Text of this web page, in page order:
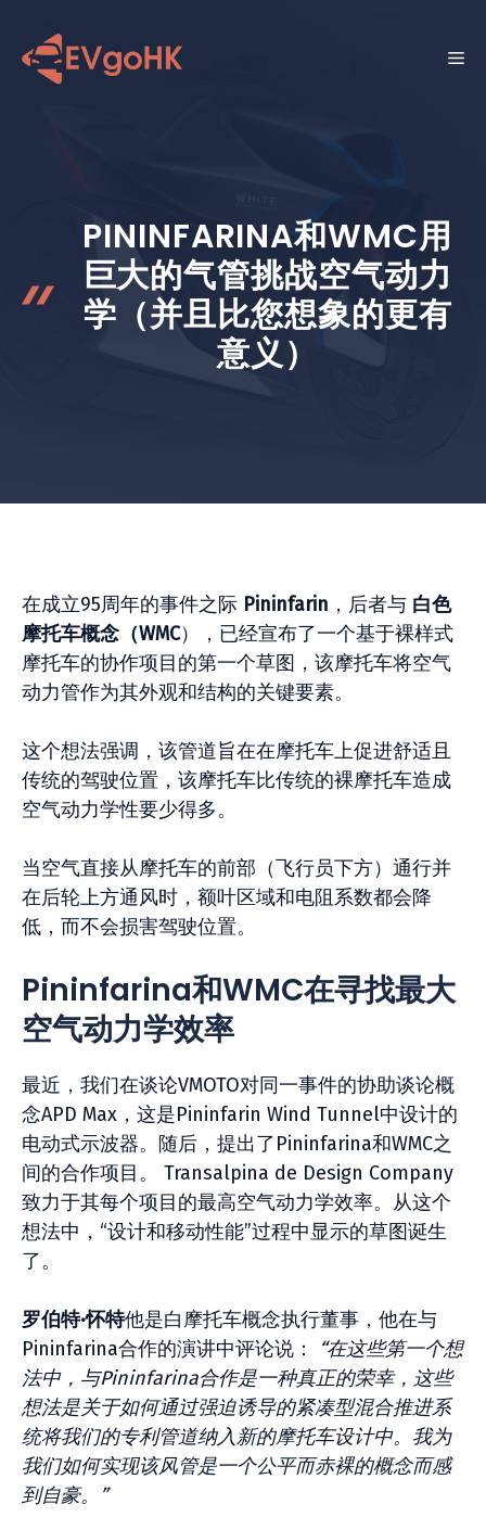
菜
PININFARINA和WMC用
巨大的气管挑战空气动力
学（并且比您想象的更有
意义）
在成立95周年的事件之际 Pininfarin ，后者与 白色
摩托车概念（WMC），已经宣布了一个基于裸样式
摩托车的协作项目的第一个草图，该摩托车将空气
动力管作为其外观和结构的关键要素。
这个想法强调，该管道旨在在摩托车上促进舒适且
传统的驾驶位置，该摩托车比传统的裸摩托车造成
空气动力学性要少得多。
当空气直接从摩托车的前部（飞行员下方）通行并
在后轮上方通风时，额叶区域和电阻系数都会降
低，而不会损害驾驶位置。
Pininfarina和WMC在寻找最大
空气动力学效率
最近，我们在谈论VMOTO对同一事件的协助谈论概
念APD Max，这是Pininfarin Wind Tunnel中设计的
电动式示波器。随后，提出了Pininfarina和WMC之
间的合作项目。 Transalpina de Design Company
致力于其每个项目的最高空气动力学效率。从这个
想法中，“设计和移动性能”过程中显示的草图诞生
了。
罗伯特·怀特他是白摩托车概念执行董事，他在与
Pininfarina合作的演讲中评论说：
“在这些第一个想
法中，与Pininfarina合作是一种真正的荣幸，这些
想法是关于如何通过强迫诱导的紧凑型混合推进系
统将我们的专利管道纳入新的摩托车设计中。我为
我们如何实现该风管是一个公平而赤裸的概念而感
到自豪。”